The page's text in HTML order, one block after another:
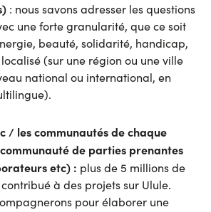
: nous savons adresser les questions
une forte granularité, que ce soit
beauté, solidarité, handicap,
(sur une région ou une ville
national ou international, en
/ les communautés de chaque
de parties prenantes
etc) : plus de 5 millions de
à des projets sur Ulule.
pour élaborer une